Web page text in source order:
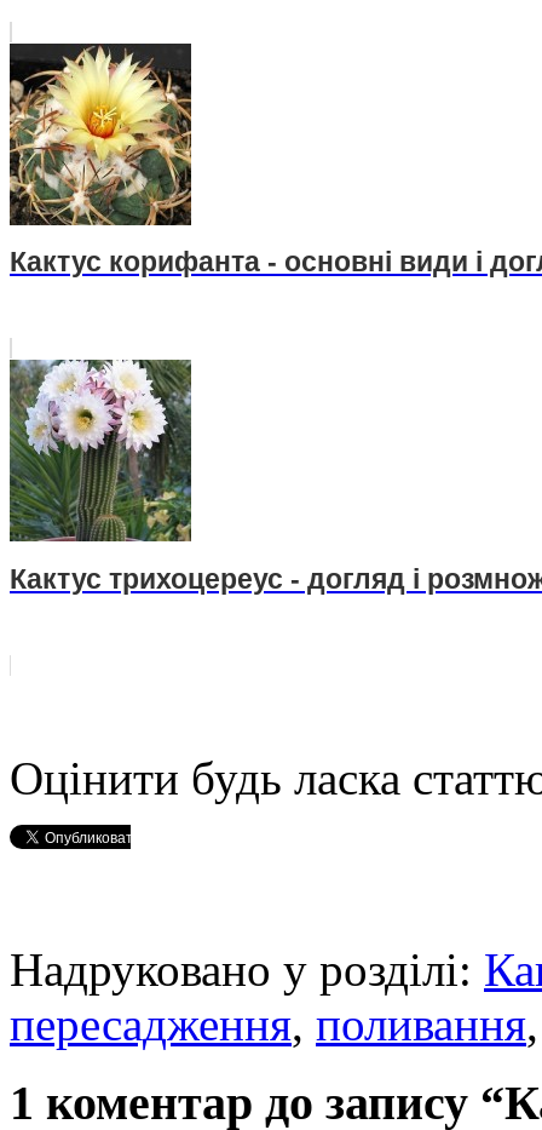
Кактус корифанта - основні види і
Кактус трихоцереус - догляд і
Оцінити будь ласка
Надруковано у розділі:
пересадження, поливання
1 коментар до запису